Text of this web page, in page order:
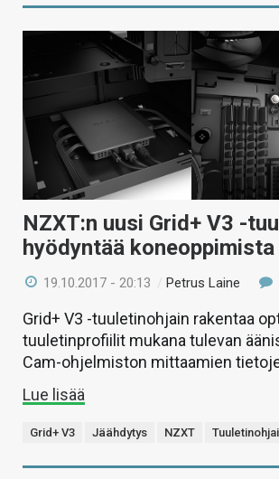
NZXT:n uusi Grid+ V3 -
hyödyntää koneoppimista
19.10.2017 - 20:13 /Petrus Laine
Grid+ V3 -tuuletinohjain rakentaa
tuuletinprofiilit mukana tulevan
Cam-ohjelmiston mittaamien
Lue lisää
Grid+ V3 Jäähdytys NZXT